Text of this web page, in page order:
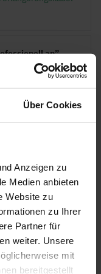
Über Cookies
Anzeigen zu
Medien anbieten
Website zu
zu Ihrer
Partner für
weiter. Unsere
mit
bereitgestellt
3 Meter
an